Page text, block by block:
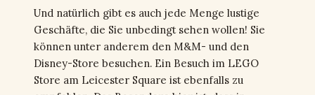
Und natürlich gibt es auch jede Menge lustige
Geschäfte, die Sie unbedingt sehen wollen! Sie
können unter anderem den M&M- und den
Disney-Store besuchen. Ein Besuch im LEGO
Store am Leicester Square ist ebenfalls zu